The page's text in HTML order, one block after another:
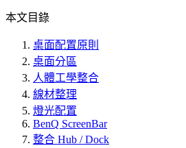
本文目錄
桌面配置原則
桌面分區
人體工學整合
線材整理
燈光配置
BenQ ScreenBar
整合 Hub / Dock